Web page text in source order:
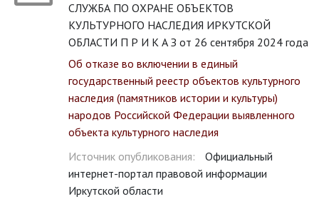
СЛУЖБА ПО ОХРАНЕ ОБЪЕКТОВ
КУЛЬТУРНОГО НАСЛЕДИЯ ИРКУТСКОЙ
ОБЛАСТИ П Р И К А З от 26 сентября 2024 года
Об отказе во включении в единый
государственный реестр объектов культурного
наследия (памятников истории и культуры)
народов Российской Федерации выявленного
объекта культурного наследия
Источник опубликования:
Официальный
интернет-портал правовой информации
Иркутской области